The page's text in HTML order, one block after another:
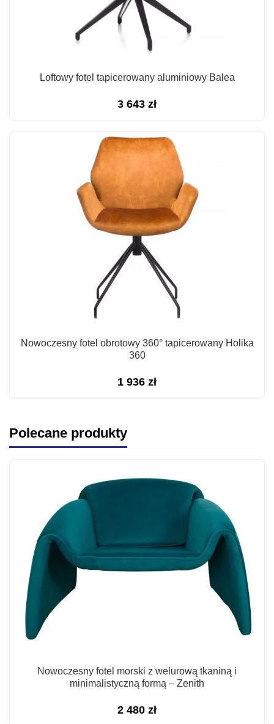
Loftowy fotel tapicerowany aluminiowy Balea
3 643 zł
Nowoczesny fotel obrotowy 360° tapicerowany Holika
360
1 936 zł
Polecane produkty
Nowoczesny fotel morski z welurową tkaniną i
minimalistyczną formą – Zenith
2 480 zł